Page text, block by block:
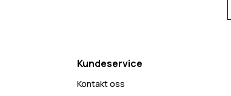
Kundeservice
Kontakt oss